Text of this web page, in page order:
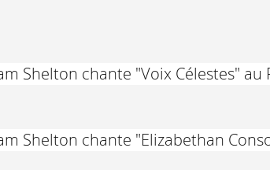
Shelton chante "Voix Célestes" au
Shelton chante "Elizabethan